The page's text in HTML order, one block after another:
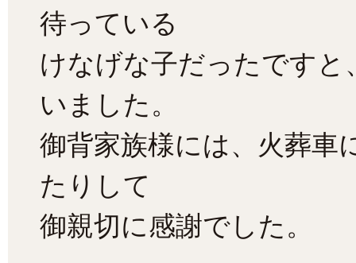
待っている
けなげな子だったです
いました。
御背家族様には、火葬車
たりして
御親切に感謝でした。